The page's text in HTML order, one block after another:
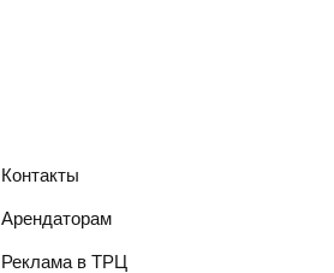
Арендаторам
Контакты
Реклама в ТРЦ